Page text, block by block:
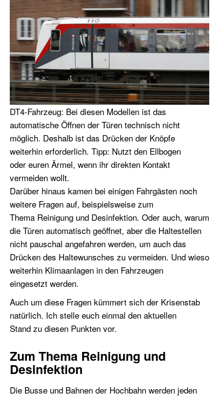
DT4-Fahrzeug: Bei diesen Modellen ist das
automatische Öffnen der Türen technisch nicht
möglich. Deshalb ist das Drücken der Knöpfe
weiterhin erforderlich. Tipp: Nutzt den Ellbogen
oder euren Ärmel, wenn ihr direkten Kontakt
vermeiden wollt.
Darüber hinaus kamen bei einigen Fahrgästen noch
weitere Fragen auf, beispielsweise zum
Thema Reinigung und Desinfektion. Oder auch, warum
die Türen automatisch geöffnet, aber die Haltestellen
nicht pauschal angefahren werden, um auch das
Drücken des Haltewunsches zu vermeiden. Und wieso
weiterhin Klimaanlagen in den Fahrzeugen
eingesetzt werden.
Auch um diese Fragen kümmert sich der Krisenstab
natürlich. Ich stelle euch einmal den aktuellen
Stand zu diesen Punkten vor.
Zum Thema Reinigung und
Desinfektion
Die Busse und Bahnen der Hochbahn werden jeden